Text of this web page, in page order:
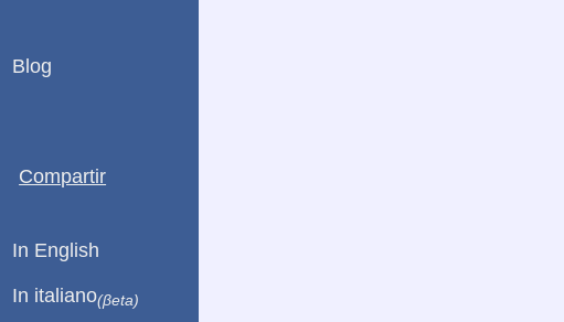
Blog
Compartir
In English
In italiano(βeta)